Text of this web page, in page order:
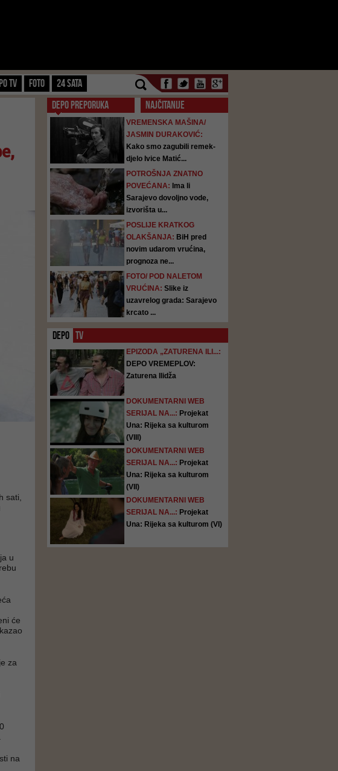
TV FOTO 24 SATA
sati,
u
će
za
na
DEPO PREPORUKA NAJČITANIJE
VREMENSKA MAŠINA/
JASMIN DURAKOVIĆ:
Kako smo zagubili remek-
djelo Ivice Matić...
POTROŠNJA ZNATNO
POVEĆANA: Ima li
Sarajevo dovoljno vode,
izvorišta u...
POSLIJE KRATKOG
OLAKŠANJA: BiH pred
novim udarom vrućina,
prognoza ne...
FOTO/ POD NALETOM
VRUĆINA: Slike iz
uzavrelog grada: Sarajevo
krcato ...
DEPO TV
EPIZODA „ZATURENA ILI...:
DEPO VREMEPLOV:
Zaturena Ilidža
DOKUMENTARNI WEB
SERIJAL NA...: Projekat
Una: Rijeka sa kulturom
(VIII)
DOKUMENTARNI WEB
SERIJAL NA...: Projekat
Una: Rijeka sa kulturom
(VII)
DOKUMENTARNI WEB
SERIJAL NA...: Projekat
Una: Rijeka sa kulturom (VI)